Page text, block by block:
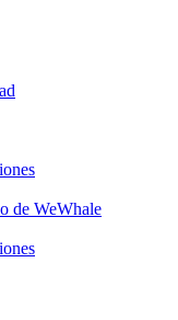
de WeWhale